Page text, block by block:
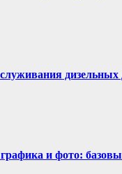
дизельных
и фото: